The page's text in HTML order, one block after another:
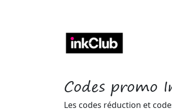
Codes promo
Les codes réduction et